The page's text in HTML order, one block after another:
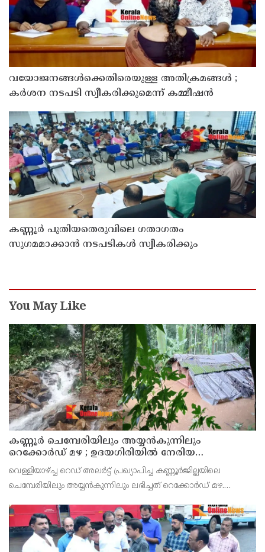
വയോജനങ്ങൾക്കെതിരെയുള്ള അതിക്രമങ്ങൾ ;
കർശന നടപടി സ്വീകരിക്കുമെന്ന് കമ്മീഷൻ
കണ്ണൂർ പുതിയതെരുവിലെ ഗതാഗതം
സുഗമമാക്കാന്‍ നടപടികള്‍ സ്വീകരിക്കും
You May Like
കണ്ണൂർ ചെമ്പേരിയിലും അയ്യൻകുന്നിലും
റെക്കോർഡ് മഴ ; ഉദയഗിരിയിൽ നേരിയ
ഉരുൾപൊട്ടൽ; 13 പേരെ ക്യാമ്പിലേക്ക് മാറ്റി
വെള്ളിയാഴ്ച്ച റെഡ് അലർട്ട് പ്രഖ്യാപിച്ച കണ്ണൂർജില്ലയിലെ
ചെമ്പേരിയിലും അയ്യൻകുന്നിലും ലഭിച്ചത് റെക്കോർഡ് മഴ.
മില്ലിമീറ്റർ മഴ ആ സമയം സംസ്ഥാനത്ത